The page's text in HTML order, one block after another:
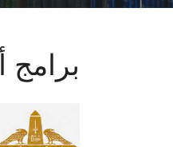
برامج